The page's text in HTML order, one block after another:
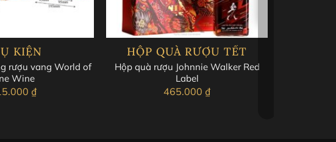
KIỆN
rượu vang World of
Wine
₫
HỘP QUÀ RƯỢU TẾT
Hộp quà rượu Johnnie Walker Red
Label
465.000 ₫